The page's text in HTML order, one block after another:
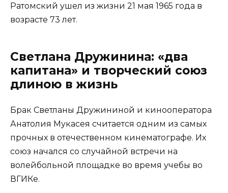
Ратомский ушел из жизни 21 мая 1965 года в
возрасте 73 лет.
Светлана Дружинина: «два
капитана» и творческий союз
длиною в жизнь
Брак Светланы Дружининой и кинооператора
Анатолия Мукасея считается одним из самых
прочных в отечественном кинематографе. Их
союз начался со случайной встречи на
волейбольной площадке во время учебы во
ВГИКе.